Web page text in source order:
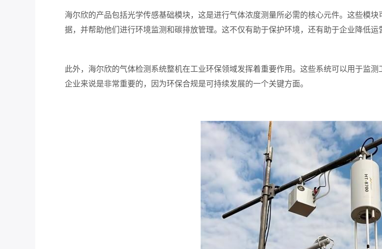
海尔欣的产品包括光学传感基础模块，这是进行气体浓度测量所必需的核心元件。这些模
据，并帮助他们进行环境监测和碳排放管理。这不仅有助于保护环境，还有助于企业降低运
此外，海尔欣的气体检测系统整机在工业环保领域发挥着重要作用。这些系统可以用于监
企业来说是非常重要的，因为环保合规是可持续发展的一个关键方面。